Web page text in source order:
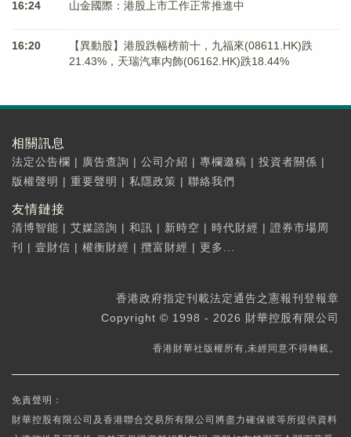
16:24 山金國際：港股上市工作正常推進中
16:20
【異動股】港股跌幅榜前十，九福來(08611.HK)跌
21.43%，天瑞汽車内飾(06162.HK)跌18.44%
相關訊息
法定公告欄 | 廣告查詢 | 公司介紹 | 專欄邀稿 | 投資者關係 |
版權聲明 | 重要聲明 | 私隱政策 | 聯絡我們
友情鏈接
清博智能 | 艾媒諮詢 | 和訊 | 新時空 | 時代財經 | 證券市場周
刊
| 壹財信 | 權衡財經 | 攬富財經 | 更多...
香港政府指定刊載法定通告之憲報刊登報章
Copyright © 1998 - 2026 財華控股有限公司
香港財華社版權所有,未經同意不得轉載。
免責聲明：
財華控股有限公司及香港聯合交易所有限公司將盡力確保彼等所提供資料